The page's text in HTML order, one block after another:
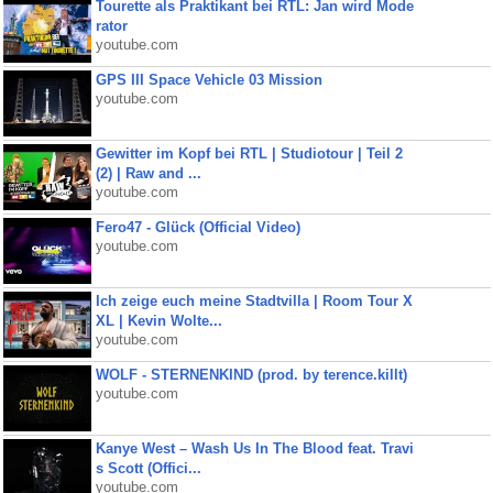
Tourette als Praktikant bei RTL: Jan wird Mode
rator
youtube.com
GPS III Space Vehicle 03 Mission
youtube.com
Gewitter im Kopf bei RTL | Studiotour | Teil 2
(2) | Raw and ...
youtube.com
Fero47 - Glück (Official Video)
youtube.com
Ich zeige euch meine Stadtvilla | Room Tour X
XL | Kevin Wolte...
youtube.com
WOLF - STERNENKIND (prod. by terence.killt)
youtube.com
Kanye West – Wash Us In The Blood feat. Travi
s Scott (Offici...
youtube.com